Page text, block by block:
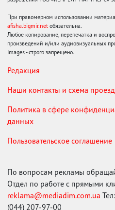
При правомерном использовании
afisha.bigmir.net обязательна.
Любое копирование, перепечатка и
произведений и/или аудиовизуальных
Images - строго запрещено.
Редакция
Наши контакты и схема
Политика в сфере
данных
Пользовательское соглашение
По вопросам рекламы
Отдел по работе с прямыми
reklama@mediadim.com.ua
(044) 207-97-00